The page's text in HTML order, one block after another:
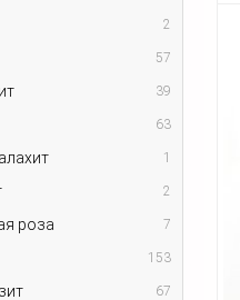
2
57
39
63
1
2
роза 7
153
67